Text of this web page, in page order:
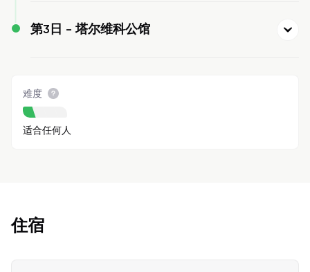
第3日 -塔尔维科公馆
难度
适合任何人
住宿